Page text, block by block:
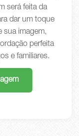
será feita da
dar um toque
sua imagem,
perfeita
e familiares.